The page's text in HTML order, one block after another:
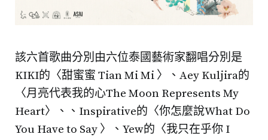
該六首歌曲分別由六位泰國藝術家翻唱分別是
KIKI的〈甜蜜蜜 Tian Mi Mi 〉、Aey Kuljira的
〈月亮代表我的心The Moon Represents My
Heart〉、、Inspirative的〈你怎麼說What Do
You Have to Say 〉、Yew的〈我只在乎你 I